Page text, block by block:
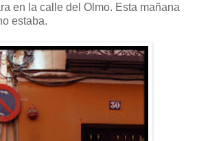
en la calle del Olmo. Esta mañana
estaba.